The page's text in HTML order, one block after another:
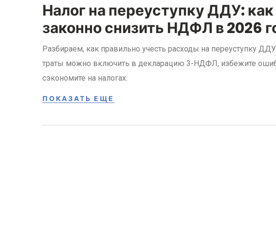
Налог на переуступку ДДУ:
законно снизить НДФЛ в 2026
Разбираем, как правильно учесть расходы на переуступку
траты можно включить в декларацию 3-НДФЛ, избежите
сэкономите на налогах.
ПОКАЗАТЬ ЕЩЕ